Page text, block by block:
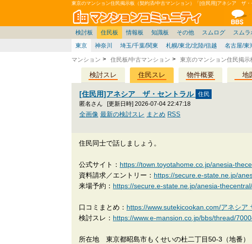
東京のマンション住民掲示板（契約済/中古マンション）「[住民用]アネシア ザ・
マンションコミ
検討板
東京23区 東京市部 神奈川/横浜 千葉 埼玉 茨城 札幌
住民板
東京
神奈川 埼玉/千葉/関東 札幌/東北/北陸/信越 名古屋/東
情報板
価格表 スムログ出張所 暮らしやすさ評価 見学記
知識板
住宅ローン デベ/ゼネコン マンション雑談 マンション質問
その他
雑談 賃貸 移住相談 リゾート 広告 バトル 家具 ニュ
スムログ
お便り返し 座談会/対談 ブロガーの本音 マンション管理スムラ
関東 中部 近畿 北海道 東北 中国 九州 その他
東京都 神奈川県 千葉県 埼玉県 愛知県 大阪府 兵庫県
注文住宅 建売住宅 戸建質問 住宅設備
マンション 住民板/中古マンション 東京のマンション住民掲示
検討スレ 住民スレ 物件概要 地
[住民用]アネシア ザ・セントラル
匿名さん [更新日時] 2026-07-04 22:47:18
全画像 最新の検討スレ まとめ RSS
住民同士で話しましょう。
公式サイト： https://town.toyotahome.co.jp/anesia-
資料請求／エントリー： https://secure.e-state.ne.jp/
来場予約： https://secure.e-state.ne.jp/anesia-
口コミまとめ： https://www.sutekicookan.com/アネシア
検討スレ： https://www.e-mansion.co.jp/bbs/thread/
所在地 東京都昭島市もくせいの杜二丁目50-3（地番）